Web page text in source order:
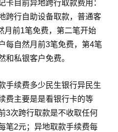
卡目前异地跨行取款费用：
跨行自助设备取款，普通客
月前1笔免费，第二笔开始
每自然月前3笔免费，第4笔
和私银客户免费。
手续费多少民生银行异民生
费主要是是看银行卡的等
3次跨行取款是不收取任何
笔2元；异地取款手续费每